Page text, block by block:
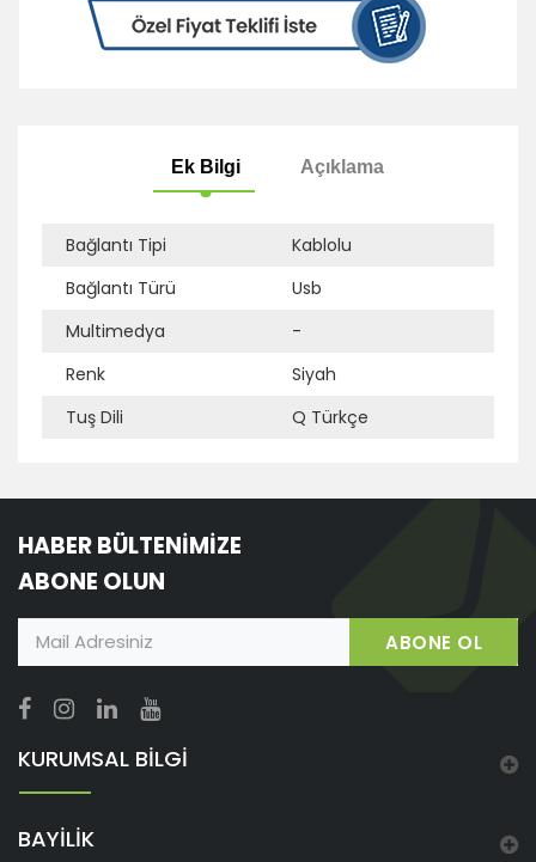
Bağlantı Tipi
Kablolu
Bağlantı Türü
Usb
Multimedya
-
Renk
Siyah
Tuş Dili
Q Türkçe
HABER BÜLTENİMİZE
ABONE OLUN
ABONE OL
KURUMSAL BİLGİ
BAYİLİK